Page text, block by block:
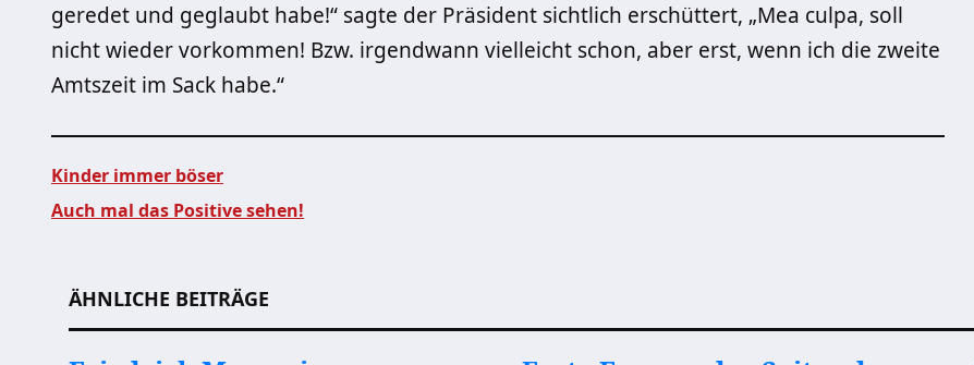
geredet und geglaubt habe!“ sagte der Präsident sichtlich erschüttert, „Mea culpa, soll
nicht wieder vorkommen! Bzw. irgendwann vielleicht schon, aber erst, wenn ich die zweite
Amtszeit im Sack habe.“
Kinder immer böser
Auch mal das Positive sehen!
ÄHNLICHE BEITRÄGE